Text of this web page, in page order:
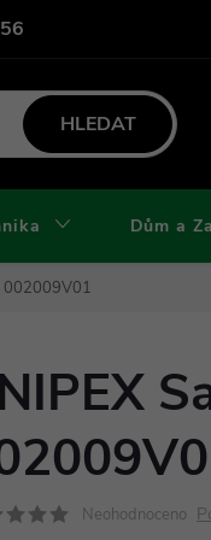
osobních údajů a
HLEDAT
Dům a
002009V01
Neohodnoceno